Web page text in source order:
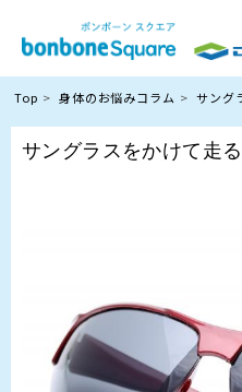
Top 身体のお悩みコラム サング
サングラスをかけて走